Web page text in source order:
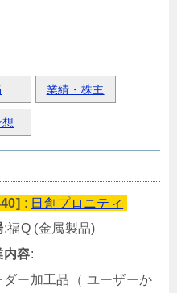
業績・株主
: 日創プロニティ
:福Q (金属製品)
内容:
ダー加工品（ ユーザーか